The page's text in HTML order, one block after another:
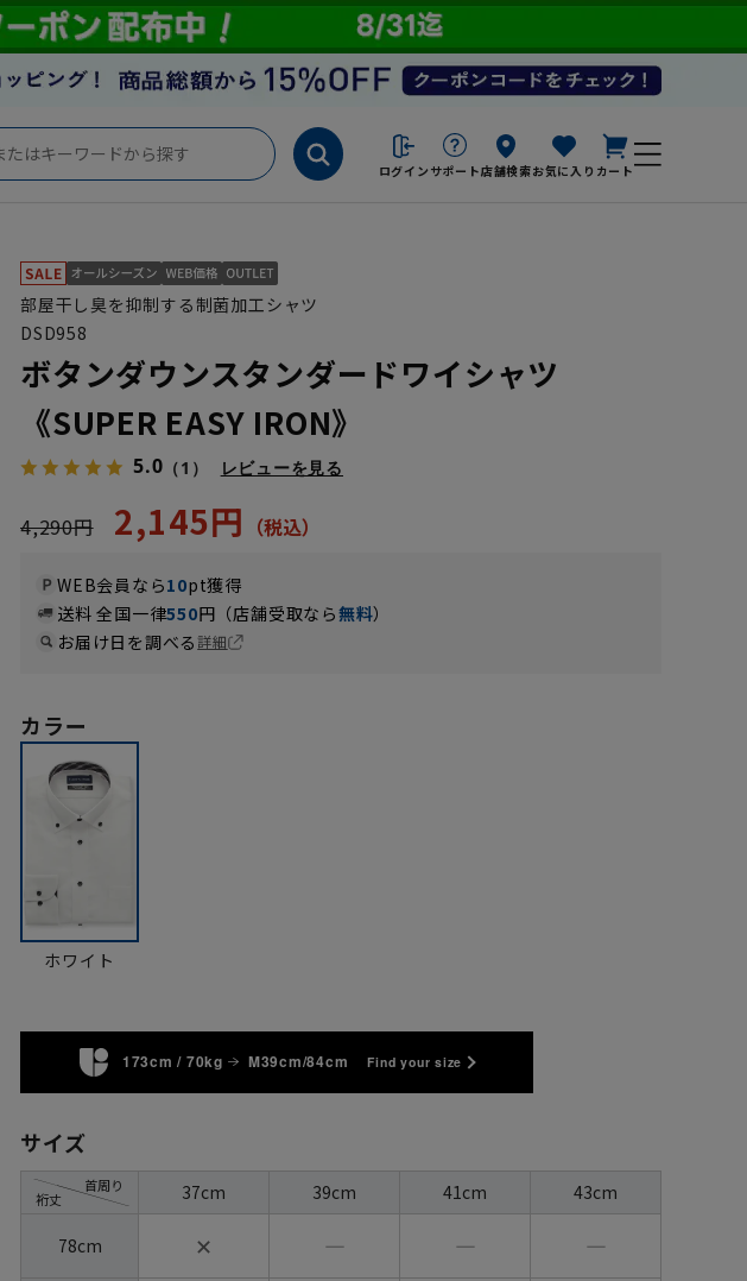
ログイン サポート店舗検索お気に入り カート
部屋干し臭を抑制する制菌加工シャツ
DSD958
ボタンダウンスタンダードワイシャツ
《SUPER EASY IRON》
5.0 （1） レビューを見る
4,290円 2,145円
WEB会員なら10pt獲得
送料 全国一律550円（店舗受取なら無料）
お届け日を調べる詳細
カラー
ホワイト
173cm / 70kg M39cm/84cm Find your size
サイズ
裄丈
首周り 37cm 39cm 41cm 43cm
78cm ✕ ― ― ―